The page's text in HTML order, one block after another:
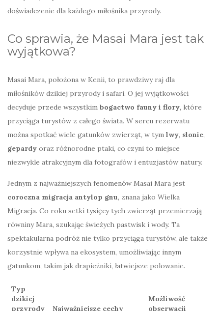
doświadczenie dla każdego miłośnika przyrody.
Co sprawia, że Masai Mara jest tak
wyjątkowa?
Masai Mara, położona w Kenii, to prawdziwy raj dla
miłośników dzikiej przyrody i safari. O jej wyjątkowości
decyduje przede wszystkim bogactwo fauny i flory, które
przyciąga turystów z całego świata. W sercu rezerwatu
można spotkać wiele gatunków zwierząt, w tym lwy, slonie,
gepardy oraz różnorodne ptaki, co czyni to miejsce
niezwykle atrakcyjnym dla fotografów i entuzjastów natury.
Jednym z najważniejszych fenomenów Masai Mara jest
coroczna migracja antylop gnu, znana jako Wielka
Migracja. Co roku setki tysięcy tych zwierząt przemierzają
równiny Mara, szukając świeżych pastwisk i wody. Ta
spektakularna podróż nie tylko przyciąga turystów, ale także
korzystnie wpływa na ekosystem, umożliwiając innym
gatunkom, takim jak drapieżniki, łatwiejsze polowanie.
Typ
dzikiej
przyrody
Najważniejsze cechy
Możliwość
obserwacji